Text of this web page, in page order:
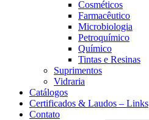
Cosméticos
Farmacêutico
Microbiologia
Petroquímico
Químico
Tintas e Resinas
Suprimentos
Vidraria
Catálogos
Certificados & Laudos – Links
Contato